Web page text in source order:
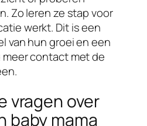
Zo leren ze stap voor
werkt. Dit is een
van hun groei en een
contact met de
vragen over
baby mama